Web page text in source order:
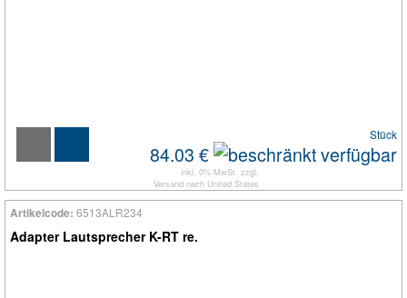
Stück
84.03 €
inkl. 0% MwSt. zzgl.
Versand nach United States
Artikelcode: 6513ALR234
Adapter Lautsprecher K-RT re.